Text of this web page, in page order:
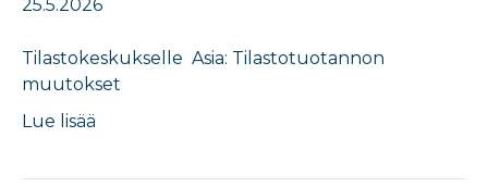
25.5.2026
​​Tilastokeskukselle Asia: ​Tilastotuotannon
muutokset​
Lue lisää